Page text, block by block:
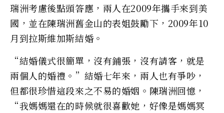
瑞洲考慮後點頭答應，兩人在2009年攜手來到美
國，並在陳瑞洲舊金山的表姐鼓勵下，2009年10
月到拉斯維加斯結婚。
“結婚儀式很簡單，沒有鋪張，沒有請客，就是
兩個人的婚禮。”結婚七年來，兩人也有爭吵，
但都很珍惜這段來之不易的婚姻。陳瑞洲回憶，
“我媽媽還在的時候就很喜歡她，好像是媽媽冥